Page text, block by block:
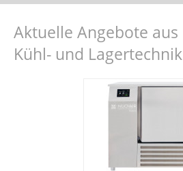
Aktuelle Angebote aus
Kühl- und Lagertechnik